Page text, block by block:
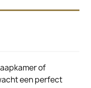
of
een perfect